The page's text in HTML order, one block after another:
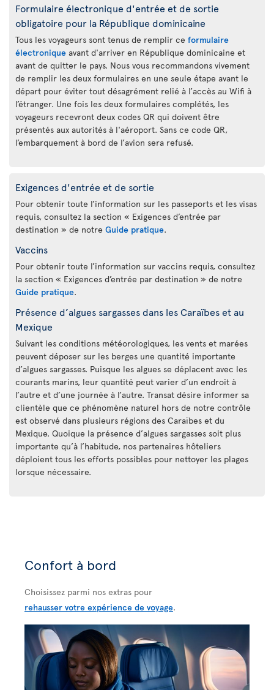
Formulaire électronique d'entrée et de sortie
obligatoire pour la République dominicaine
Tous les voyageurs sont tenus de remplir ce formulaire
électronique avant d'arriver en République dominicaine et
avant de quitter le pays. Nous vous recommandons vivement
de remplir les deux formulaires en une seule étape avant le
départ pour éviter tout désagrément relié à l’accès au Wifi à
l’étranger. Une fois les deux formulaires complétés, les
voyageurs recevront deux codes QR qui doivent être
présentés aux autorités à l'aéroport. Sans ce code QR,
l’embarquement à bord de l’avion sera refusé.
Exigences d'entrée et de sortie
Pour obtenir toute l’information sur les passeports et les visas
requis, consultez la section « Exigences d’entrée par
destination » de notre Guide pratique.
Vaccins
Pour obtenir toute l’information sur vaccins requis, consultez
la section « Exigences d’entrée par destination » de notre
Guide pratique.
Présence d’algues sargasses dans les Caraïbes et au
Mexique
Suivant les conditions météorologiques, les vents et marées
peuvent déposer sur les berges une quantité importante
d’algues sargasses. Puisque les algues se déplacent avec les
courants marins, leur quantité peut varier d’un endroit à
l’autre et d’une journée à l’autre. Transat désire informer sa
clientèle que ce phénomène naturel hors de notre contrôle
est observé dans plusieurs régions des Caraïbes et du
Mexique. Quoique la présence d’algues sargasses soit plus
importante qu’à l’habitude, nos partenaires hôteliers
déploient tous les efforts possibles pour nettoyer les plages
lorsque nécessaire.
Confort à bord
Choisissez parmi nos extras pour
rehausser votre expérience de voyage.